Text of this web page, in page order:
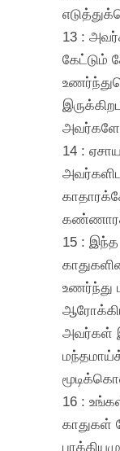
13 :
கேட்டும்
14 :
15 :
உணர்ந்து
அவர்கள்
16 :
காதுகள்